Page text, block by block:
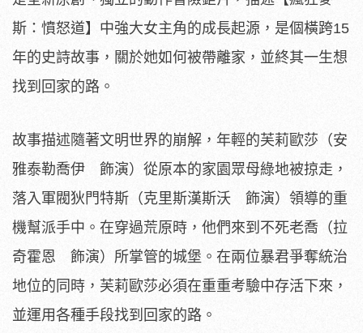
斯：憤怒道】中強大女主角的成長起源，是個橫跨15
年的史詩故事，關於她如何被帶離家，並終其一生想
找到回家的路。
故事描述隨著文明世界的崩解，年輕的芙莉歐莎（安
雅泰勒喬伊 飾演）從原本的家園眾母綠地被掠走，
落入軍閥狄門特斯（克里斯漢斯沃 飾演）領導的重
機幫派手中。在穿過荒原時，他們來到不死老喬（拉
奇霍恩 飾演）所掌管的城堡。在兩位暴君爭奪統治
地位的同時， 芙莉歐莎必須在重重考驗中存活下來，
並運用各種手段找到回家的路。